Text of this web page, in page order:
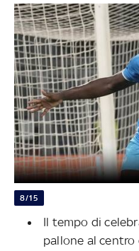
8/15
Il tempo di
pallone al centro